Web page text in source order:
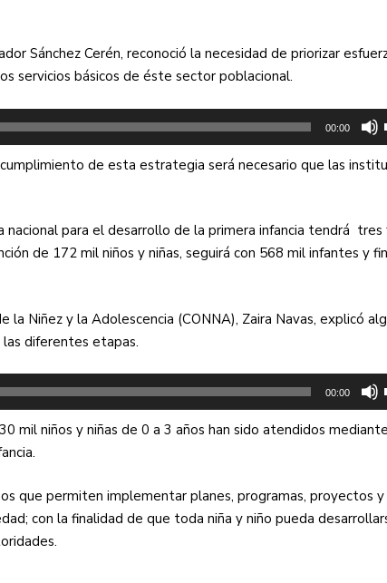
Sánchez Cerén, reconoció la necesidad de priorizar
servicios básicos de éste sector poblacional.
00:00
de esta estrategia será necesario que las
para el desarrollo de la primera infancia tendrá tres
de 172 mil niños y niñas, seguirá con 568 mil infantes y
la Niñez y la Adolescencia (CONNA), Zaira Navas, explicó
diferentes etapas.
00:00
mil niños y niñas de 0 a 3 años han sido atendidos
que permiten implementar planes, programas, proyectos y
con la finalidad de que toda niña y niño pueda